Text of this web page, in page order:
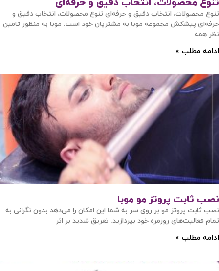
تنوع محصولات، انتخاب دقیق و حرفه‌ای
تنوع محصولات، انتخاب دقیق و حرفه‌ای تنوع محصولات، انتخاب دقیق و
حرفه‌ای پیشکش مجموعه موبا به مشتریان خود است. موبا به منظور تامین
نظر همه
ادامه مطلب »
نصب ثابت پروتز مو موبا
نصب ثابت پروتز مو بر روی سر به شما این امکان را می‌دهد بدون نگرانی به
تمام فعالیت‌های روزمره خود بپردازید. تعریق شدید بر اثر
ادامه مطلب »